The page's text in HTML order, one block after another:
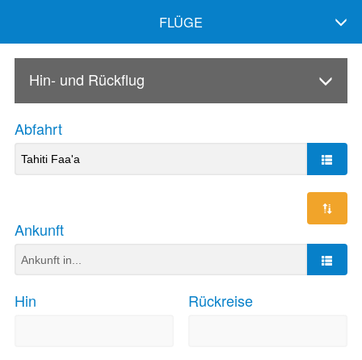
FLÜGE
Hin- und Rückflug
Abfahrt
Ankunft
Hin Rückreise